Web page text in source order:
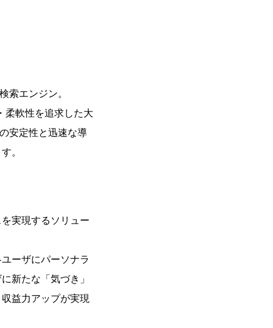
索エンジン。
柔軟性を追求した大
安定性と迅速な導
。
実現するソリュー
ーザにパーソナラ
新たな「気づき」
益力アップが実現